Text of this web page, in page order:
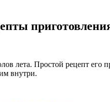
лета. Простой рецепт его
внутри.